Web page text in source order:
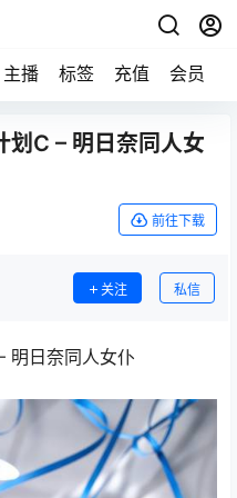
主播 标签 充值 会员
C – 明日奈同人女
前往下载
关注 私信
明日奈同人女仆